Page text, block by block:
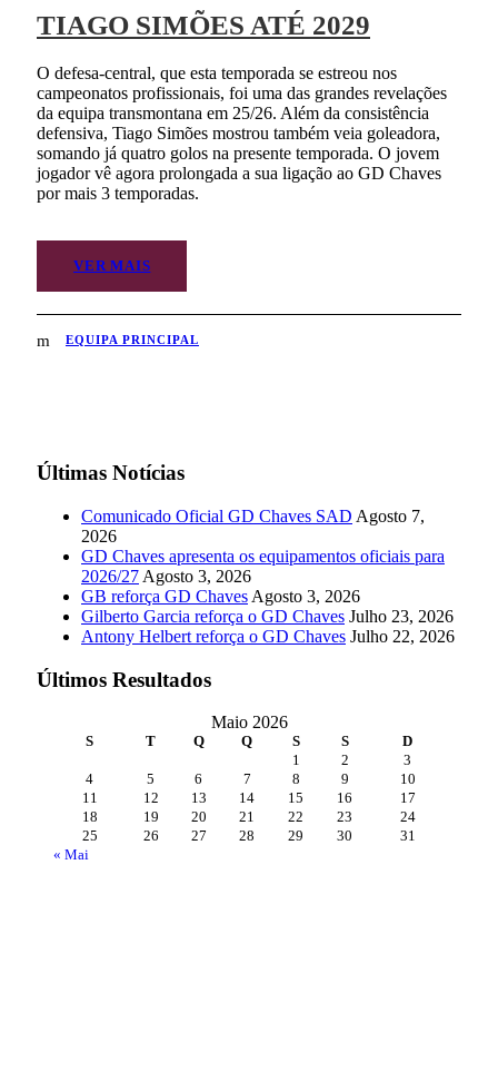
TIAGO SIMÕES ATÉ 2029
O defesa-central, que esta temporada se estreou nos
campeonatos profissionais, foi uma das grandes revelações
da equipa transmontana em 25/26. Além da consistência
defensiva, Tiago Simões mostrou também veia goleadora,
somando já quatro golos na presente temporada. O jovem
jogador vê agora prolongada a sua ligação ao GD Chaves
por mais 3 temporadas.
VER MAIS
EQUIPA PRINCIPAL
Últimas Notícias
Comunicado Oficial GD Chaves SAD Agosto 7,
2026
GD Chaves apresenta os equipamentos oficiais para
2026/27 Agosto 3, 2026
GB reforça GD Chaves Agosto 3, 2026
Gilberto Garcia reforça o GD Chaves Julho 23, 2026
Antony Helbert reforça o GD Chaves Julho 22, 2026
Últimos Resultados
Maio 2026
S T Q Q S S D
« Mai
1 2
3
4
5 6 7 8 9
10
11
12 13 14 15 16
17
18
19 20 21 22 23
24
25
26 27 28 29 30 31